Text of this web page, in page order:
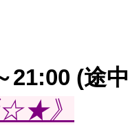
21:00 (途
》